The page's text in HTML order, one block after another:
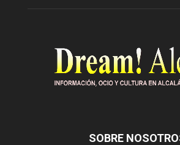
SOBRE